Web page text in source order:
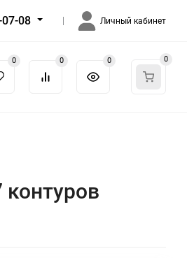
08 Личный кабинет
0 0 0 0